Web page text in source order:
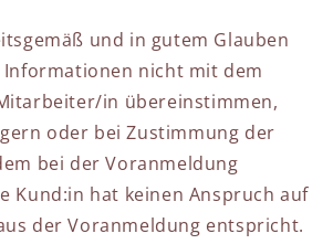
und in gutem Glauben
Informationen nicht mit dem
in übereinstimmen,
oder bei Zustimmung der
bei der Voranmeldung
Kund:in hat keinen Anspruch auf
der Voranmeldung entspricht.